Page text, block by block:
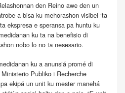
den Reino awe den un
a bisa ku mehorashon visibel ‘ta
ekspresa e speransa pa huntu ku
ku ta na benefisio di
nobo lo no ta nesesario.
ku a anunsiá promé di
Publiko i Recherche
ekipá un unit ku mester manehá